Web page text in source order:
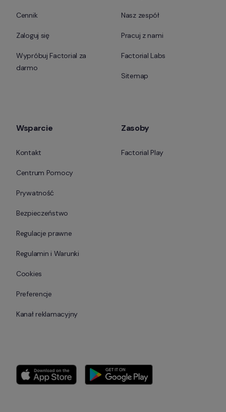
Cennik
Zaloguj się
Wypróbuj Factorial za
darmo
Nasz zespół
Pracuj z nami
Factorial Labs
Sitemap
Wsparcie
Kontakt
Centrum Pomocy
Prywatność
Bezpieczeństwo
Regulacje prawne
Regulamin i Warunki
Cookies
Preferencje
Kanał reklamacyjny
Zasoby
Factorial Play